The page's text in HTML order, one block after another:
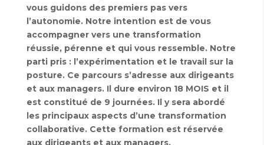
vous guidons des premiers pas vers
l’autonomie. Notre intention est de vous
accompagner vers une transformation
réussie, pérenne et qui vous ressemble. Notre
parti pris : l’expérimentation et le travail sur la
posture. Ce parcours s’adresse aux dirigeants
et aux managers. Il dure environ 18 MOIS et il
est constitué de 9 journées. Il y sera abordé
les principaux aspects d’une transformation
collaborative. Cette formation est réservée
aux dirigeants et aux managers.